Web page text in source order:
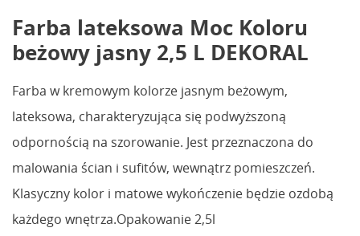
Farba lateksowa Moc Koloru
beżowy jasny 2,5 L DEKORAL
Farba w kremowym kolorze jasnym beżowym,
lateksowa, charakteryzująca się podwyższoną
odpornością na szorowanie. Jest przeznaczona do
malowania ścian i sufitów, wewnątrz pomieszczeń.
Klasyczny kolor i matowe wykończenie będzie ozdobą
każdego wnętrza.Opakowanie 2,5l